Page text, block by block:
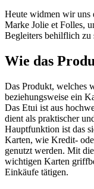
Heute widmen wir uns
Marke Jolie et Folles,
Begleiters behilflich zu
Wie das
Das Produkt, welches
beziehungsweise ein
Das Etui ist aus
dient als praktischer
Hauptfunktion ist das
Karten, wie Kredit-
genutzt werden. Mit
wichtigen Karten
Einkäufe tätigen.